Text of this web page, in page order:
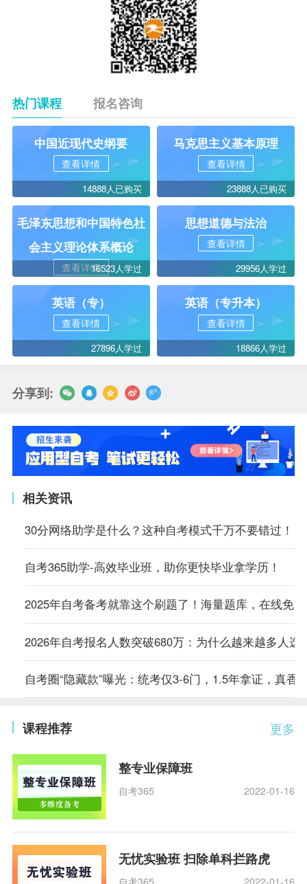
热门课程 报名咨询
中国近现代史纲要
查看详情
14888人已购买
马克思主义基本原理
查看详情
23888人已购买
毛泽东思想和中国特色社
会主义理论体系概论
查看详情16523人学过
思想道德与法治
查看详情
29956人学过
英语（专）
查看详情
27896人学过
英语（专升本）
查看详情
18866人学过
分享到:
相关资讯
30分网络助学是什么？这种自考模式千万不要错过！
自考365助学-高效毕业班，助你更快毕业拿学历！
2025年自考备考就靠这个刷题了！海量题库，在线免
2026年自考报名人数突破680万：为什么越来越多人选
自考圈“隐藏款”曝光：统考仅3-6门，1.5年拿证，真香
更多
课程推荐
整专业保障班
自考365 2022-01-16
无忧实验班 扫除单科拦路虎